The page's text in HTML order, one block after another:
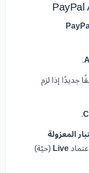
.
جديدًا إذا لزم
.
المعزولة
Live (حيّة)